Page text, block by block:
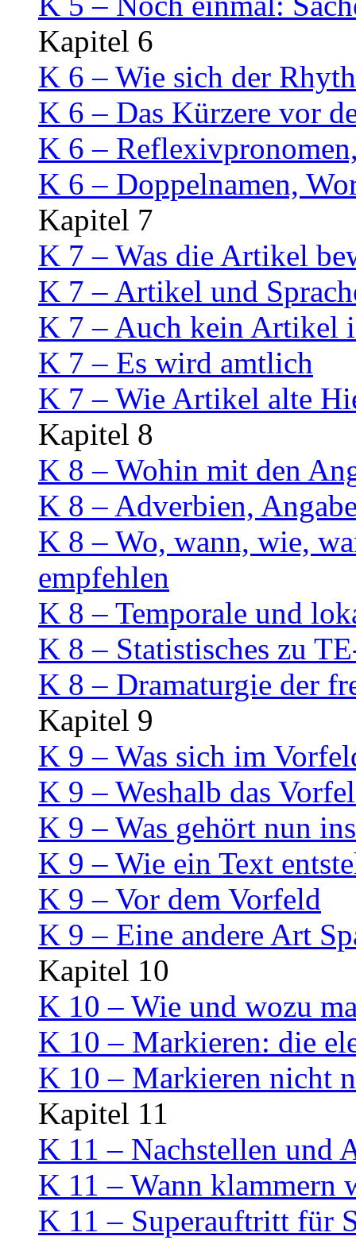
Kapitel 6
K 6 – Wie sich der
K 6 – Das Kürzere vor
K 6 –
K 6 – Doppelnamen,
Kapitel 7
K 7 – Was die Artikel
K 7 – Artikel und
K 7 – Auch kein Artikel
K 7 – Es wird amtlich
K 7 – Wie Artikel alte
Kapitel 8
K 8 – Wohin mit den
K 8 – Adverbien,
K 8 – Wo, wann, wie,
empfehlen
K 8 – Temporale und
K 8 – Statistisches zu
K 8 – Dramaturgie der
Kapitel 9
K 9 – Was sich im
K 9 – Weshalb das
K 9 – Was gehört nun
K 9 – Wie ein Text
K 9 – Vor dem Vorfeld
K 9 – Eine andere Art
Kapitel 10
K 10 – Wie und wozu
K 10 – Markieren: die
K 10 – Markieren nicht
Kapitel 11
K 11 – Nachstellen und
K 11 – Wann klammern
K 11 – Superauftritt für